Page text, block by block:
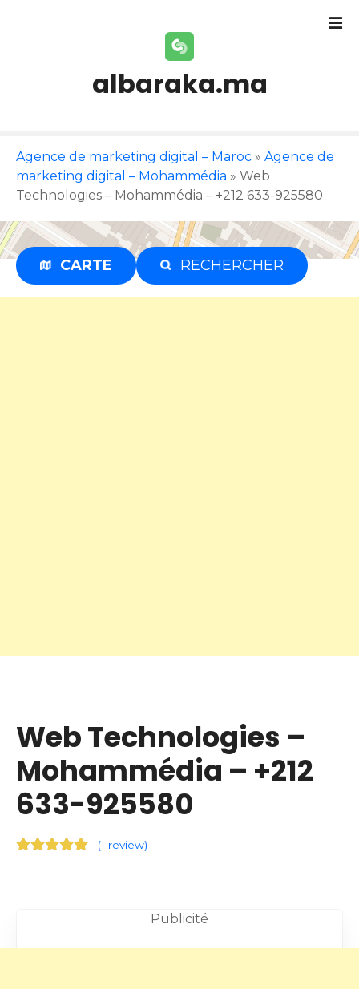
n
t
albaraka.ma
Agence de marketing digital – Maroc » Agence de
marketing digital – Mohammédia » Web
Technologies – Mohammédia – +212 633-925580
CARTE RECHERCHER
Publicité
Web Technologies –
Mohammédia – +212
633-925580
(1 review)
Publicité